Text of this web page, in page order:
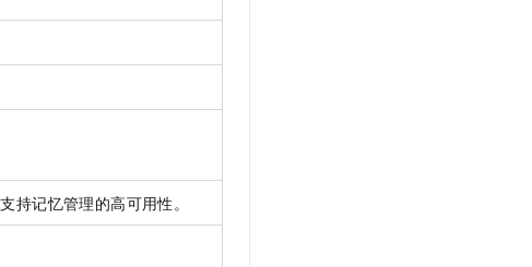
持记忆管理的高可用性。